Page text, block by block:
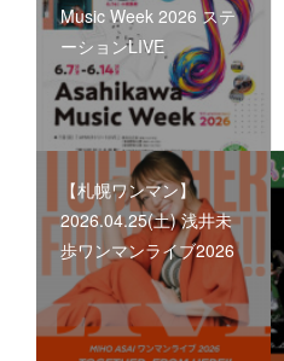
Music Week 2026 ステ
ーションLIVE
【札幌ワンマン】
2026.04.25(土) 浅井未
歩ワンマンライブ2026